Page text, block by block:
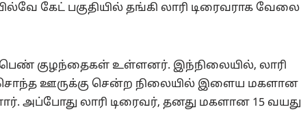
கேட் பகுதியில் தங்கி லாரி டிரைவராக வேலை
குழந்தைகள் உள்ளனர். இந்நிலையில், லாரி
சொந்த ஊருக்கு சென்ற நிலையில் இளைய மகளான
அப்போது லாரி டிரைவர், தனது மகளான 15 வயது